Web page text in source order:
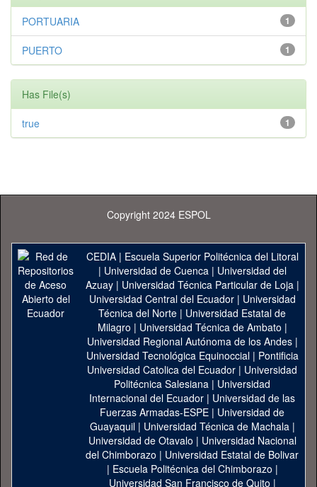
1
PORTUARIA
1
PUERTO
Has File(s)
1
true
Copyright 2024 ESPOL
CEDIA| Escuela Superior Politécnica del Litoral
| Universidad de Cuenca| Universidad del
Azuay| Universidad Técnica Particular de Loja|
Universidad Central del Ecuador| Universidad
Técnica del Norte | Universidad Estatal de
Milagro | Universidad Técnica de Ambato |
Universidad Regional Autónoma de los Andes|
Universidad Tecnológica Equinoccial| Pontificia
Universidad Catolica del Ecuador | Universidad
Politécnica Salesiana | Universidad
Internacional del Ecuador | Universidad de las
Fuerzas Armadas-ESPE | Universidad de
Guayaquil| Universidad Técnica de Machala|
Universidad de Otavalo | Universidad Nacional
del Chimborazo | Universidad Estatal de Bolivar
| Escuela Politécnica del Chimborazo |
Universidad San Francisco de Quito |